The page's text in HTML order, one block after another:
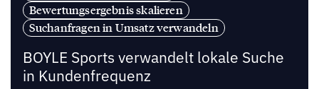
Bewertungsergebnis skalieren
Suchanfragen in Umsatz verwandeln
BOYLE Sports verwandelt lokale Suche
in Kundenfrequenz